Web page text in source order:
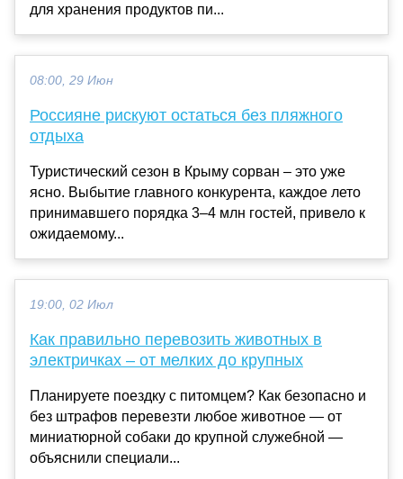
для хранения продуктов пи...
08:00, 29 Июн
Россияне рискуют остаться без пляжного
отдыха
Туристический сезон в Крыму сорван – это уже
ясно. Выбытие главного конкурента, каждое лето
принимавшего порядка 3–4 млн гостей, привело к
ожидаемому...
19:00, 02 Июл
Как правильно перевозить животных в
электричках – от мелких до крупных
Планируете поездку с питомцем? Как безопасно и
без штрафов перевезти любое животное — от
миниатюрной собаки до крупной служебной —
объяснили специали...